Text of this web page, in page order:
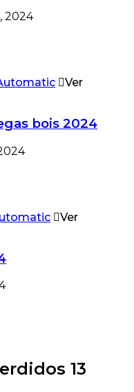
2024
Ver
bois 2024
Ver
13